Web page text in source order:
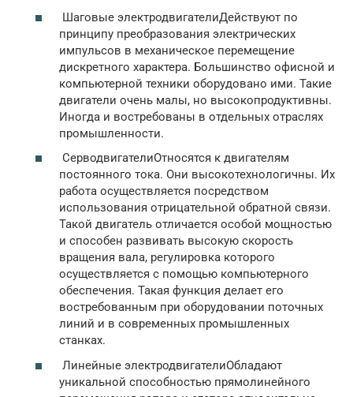
Шаговые электродвигателиДействуют по
принципу преобразования электрических
импульсов в механическое перемещение
дискретного характера. Большинство офисной и
компьютерной техники оборудовано ими. Такие
двигатели очень малы, но высокопродуктивны.
Иногда и востребованы в отдельных отраслях
промышленности.
СерводвигателиОтносятся к двигателям
постоянного тока. Они высокотехнологичны. Их
работа осуществляется посредством
использования отрицательной обратной связи.
Такой двигатель отличается особой мощностью
и способен развивать высокую скорость
вращения вала, регулировка которого
осуществляется с помощью компьютерного
обеспечения. Такая функция делает его
востребованным при оборудовании поточных
линий и в современных промышленных
станках.
Линейные электродвигателиОбладают
уникальной способностью прямолинейного